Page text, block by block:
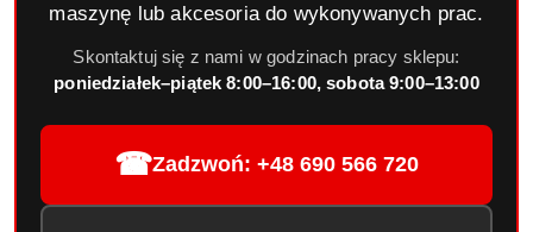
maszynę lub akcesoria do wykonywanych prac.
Skontaktuj się z nami w godzinach pracy sklepu:
poniedziałek–piątek 8:00–16:00, sobota 9:00–13:00
☎Zadzwoń: +48 690 566 720